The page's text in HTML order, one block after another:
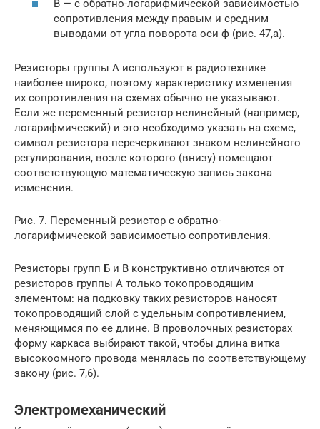
В — с обратно-логарифмической зависимостью
сопротивления между правым и средним
выводами от угла поворота оси ф (рис. 47,а).
Резисторы группы А используют в радиотехнике
наиболее широко, поэтому характеристику изменения
их сопротивления на схемах обычно не указывают.
Если же переменный резистор нелинейный (например,
логарифмический) и это необходимо указать на схеме,
символ резистора перечеркивают знаком нелинейного
регулирования, возле которого (внизу) помещают
соответствующую математическую запись закона
изменения.
Рис. 7. Переменный резистор с обратно-
логарифмической зависимостью сопротивления.
Резисторы групп Б и В конструктивно отличаются от
резисторов группы А только токопроводящим
элементом: на подковку таких резисторов наносят
токопроводящий слой с удельным сопротивлением,
меняющимся по ее длине. В проволочных резисторах
форму каркаса выбирают такой, чтобы длина витка
высокоомного провода менялась по соответствующему
закону (рис. 7,6).
Электромеханический